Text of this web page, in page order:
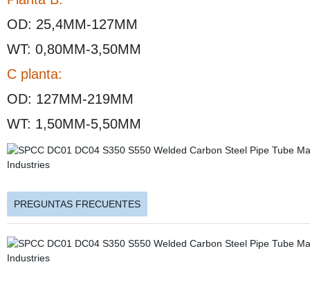
OD: 25,4MM-127MM
WT: 0,80MM-3,50MM
C planta:
OD: 127MM-219MM
WT: 1,50MM-5,50MM
PREGUNTAS FRECUENTES